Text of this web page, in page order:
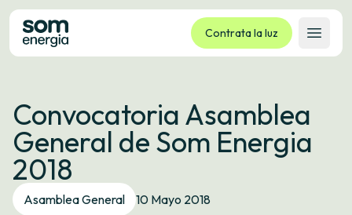
Contrata la luz
Abrir
Tarifas
Servicios
Empresas
La cooperativa
Contacto
Convocatoria Asamblea
General de Som Energia
2018
Asamblea General 10 Mayo 2018